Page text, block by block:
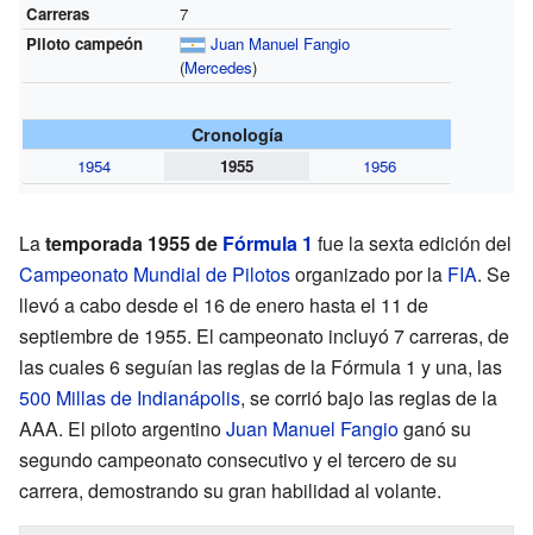
Carreras
7
Piloto campeón
Juan Manuel Fangio
(Mercedes)
Cronología
1954 1955 1956
Latemporada 1955 de Fórmula 1 fue la sexta edición del
Campeonato Mundial de Pilotosorganizado por la FIA. Se
llevó a cabo desde el 16 de enero hasta el 11 de
septiembre de 1955. El campeonato incluyó 7 carreras, de
las cuales 6 seguían las reglas de la Fórmula 1 y una, las
500 Millas de Indianápolis, se corrió bajo las reglas de la
AAA. El piloto argentinoJuan Manuel Fangioganó su
segundo campeonato consecutivo y el tercero de su
carrera, demostrando su gran habilidad al volante.